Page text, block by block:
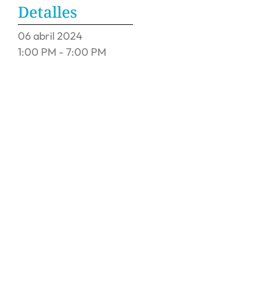
Detalles
06abril 2024
1:00 PM - 7:00 PM